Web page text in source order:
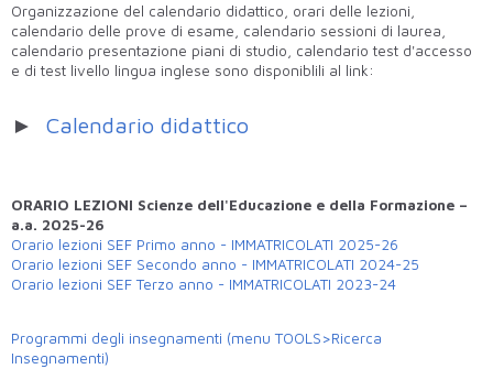
Organizzazione del calendario didattico, orari delle lezioni,
calendario delle prove di esame, calendario sessioni di laurea,
calendario presentazione piani di studio, calendario test d'accesso
e di test livello lingua inglese sono disponiblili al link:
► Calendario didattico
ORARIO LEZIONI Scienze dell'Educazione e della Formazione –
a.a. 2025-26
Orario lezioni SEF Primo anno - IMMATRICOLATI 2025-26
Orario lezioni SEF Secondo anno - IMMATRICOLATI 2024-25
Orario lezioni SEF Terzo anno - IMMATRICOLATI 2023-24
Programmi degli insegnamenti (menu TOOLS>Ricerca
Insegnamenti)